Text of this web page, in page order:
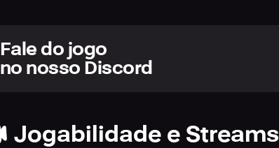
Fale do jogo
no nosso Discord
Jogabilidade e Streams